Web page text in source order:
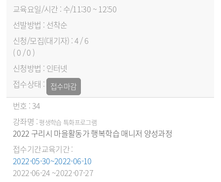
수/11:30 ~ 12:50
선착순
4 / 6
( 0 / 0 )
인터넷
접수마감
34
평생학습 특화프로그램
2022 구리시 마을활동가 행복학습 매니저 양성과정
2022-05-30~2022-06-10
2022-06-24 ~2022-07-27